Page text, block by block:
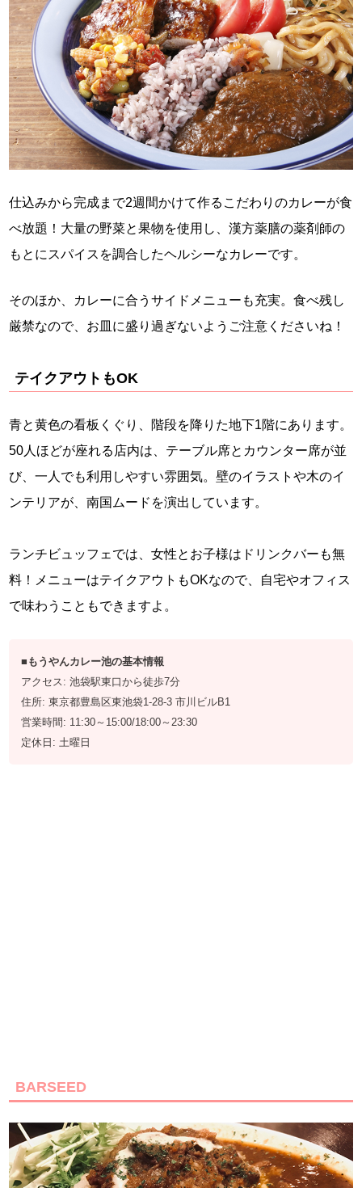
仕込みから完成まで2週間かけて作るこだわりのカレーが食
べ放題！大量の野菜と果物を使用し、漢方薬膳の薬剤師の
もとにスパイスを調合したヘルシーなカレーです。
そのほか、カレーに合うサイドメニューも充実。食べ残し
厳禁なので、お皿に盛り過ぎないようご注意くださいね！
テイクアウトもOK
青と黄色の看板くぐり、階段を降りた地下1階にあります。
50人ほどが座れる店内は、テーブル席とカウンター席が並
び、一人でも利用しやすい雰囲気。壁のイラストや木のイ
ンテリアが、南国ムードを演出しています。
ランチビュッフェでは、女性とお子様はドリンクバーも無
料！メニューはテイクアウトもOKなので、自宅やオフィス
で味わうこともできますよ。
■もうやんカレー池の基本情報
アクセス: 池袋駅東口から徒歩7分
住所: 東京都豊島区東池袋1-28-3 市川ビルB1
営業時間: 11:30～15:00/18:00～23:30
定休日: 土曜日
BARSEED